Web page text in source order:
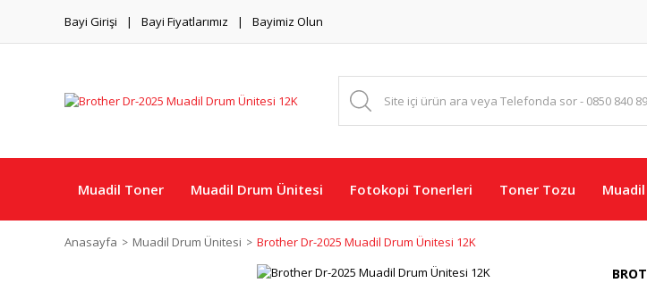
Bayi Girişi Bayi Fiyatlarımız Bayimiz Olun
Muadil Toner Muadil Drum Ünitesi Fotokopi Tonerleri Toner Tozu
Anasayfa Muadil Drum Ünitesi Brother Dr-2025 Muadil Drum Ünitesi 12K